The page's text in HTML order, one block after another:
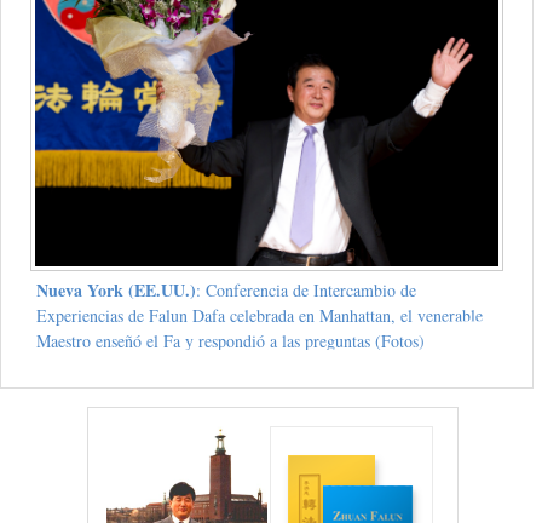
Nueva York (EE.UU.): Conferencia de Intercambio de
Experiencias de Falun Dafa celebrada en Manhattan, el venerable
Maestro enseñó el Fa y respondió a las preguntas (Fotos)